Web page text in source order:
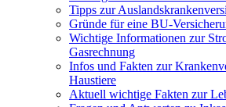
Tipps zur
Gründe für eine BU-
Wichtige Informationen zur
Gasrechnung
Infos und Fakten zur
Haustiere
Aktuell wichtige Fakten zur